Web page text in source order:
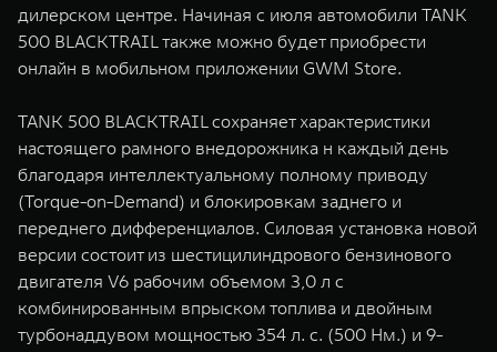
WEY 80
Масштаб возможностей
от 6 449 000 ₽
WEY 80
Масштаб
от 8 099
дилерском центре. Начиная с июля автомобили TANK
500 BLACKTRAIL также можно будет приобрести
онлайн в мобильном приложении GWM Store.
TANK 500 BLACKTRAIL сохраняет характеристики
настоящего рамного внедорожника н каждый день
благодаря интеллектуальному полному приводу
(Torque-on-Demand) и блокировкам заднего и
переднего дифференциалов. Силовая установка новой
версии состоит из шестицилиндрового бензинового
двигателя V6 рабочим объемом 3,0 л с
комбинированным впрыском топлива и двойным
турбонаддувом мощностью 354 л. с. (500 Нм.) и 9-